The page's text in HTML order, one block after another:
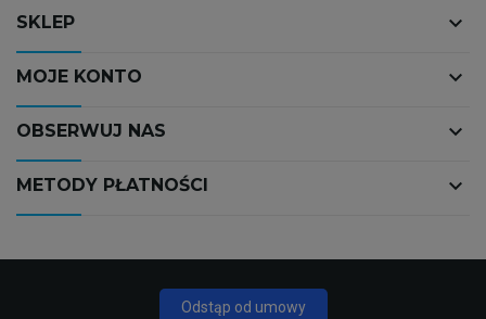
SKLEP keyboard_arrow_down
MOJE KONTO keyboard_arrow_down
OBSERWUJ NAS keyboard_arrow_down
METODY PŁATNOŚCI keyboard_arrow_down
Odstąp od umowy